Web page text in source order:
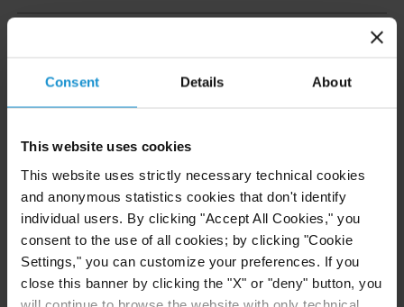
Consent Details About
This website uses cookies
This website uses strictly necessary technical cookies
and anonymous statistics cookies that don't identify
individual users. By clicking "Accept All Cookies," you
consent to the use of all cookies; by clicking "Cookie
Settings," you can customize your preferences. If you
close this banner by clicking the "X" or "deny" button, you
will continue to browse the website with only technical
Deutsche und internationale
institutionelle Investoren schätzen Herrn Kramers
rechtliche Beratung im Hinblick auf das breite
Spektrum an Aspekten rund um Investmentfonds
und sonstige Kapitalsammelstellen. Seine
Expertise reicht von der Strukturierung und
Gründung/Dokumentation von Investmentfonds
über die Beratung des operativen Fondsgeschäfts